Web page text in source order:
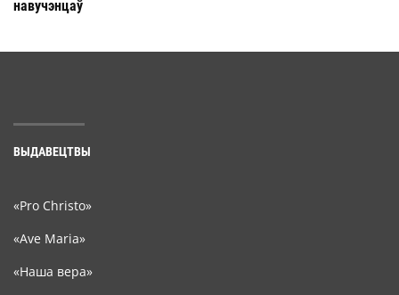
навучэнцаў
ВЫДАВЕЦТВЫ
«Pro Christo»
«Ave Maria»
«Наша вера»